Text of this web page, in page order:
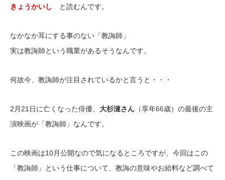
きょうかいし と読むんです。
なかなか耳にする事のない「教誨師」
実は教誨師という職業があるそうなんです。
何故今、教誨師が注目されているかと言うと・・・
2月21日に亡くなった俳優、 大杉漣さん （享年66歳）の最後の主
演映画が「教誨師」なんです。
この映画は10月公開なので気になるところですが、今回はこの
「教誨師」という仕事について、教誨の意味やお給料など調べて